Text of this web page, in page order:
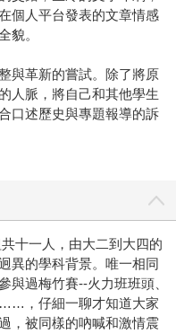
個人平台發表的文章情感
貌。
與革新的嘗試。除了將原
人脈，將自己和其他學生
口述歷史與專題報導的訴
十一人，由大二到大四的
異的學科背景。唯一相同
與過梅竹賽--火力班班頭、
，仔細一聊才知道大家
，被同樣的吶喊和激情震